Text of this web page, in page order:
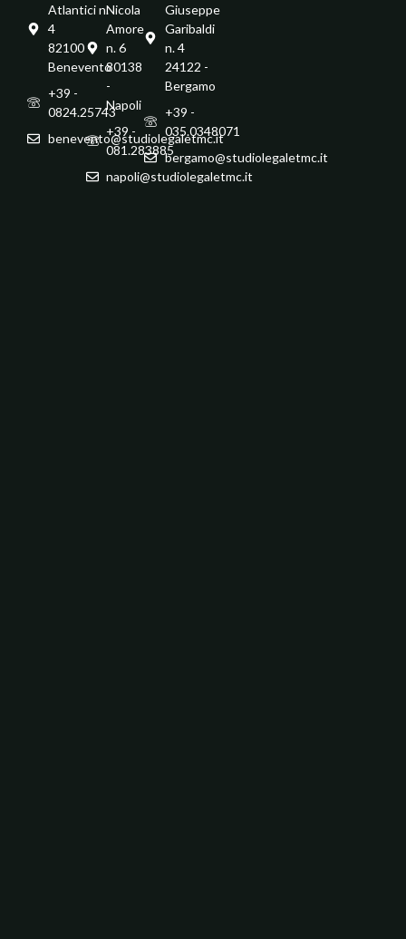
Atlantici n.
4
82100 -
Benevento
+39 -
0824.25743
benevento@studiolegaletmc.it
Nicola
Amore
n. 6
80138
-
Napoli
+39 -
081.283885
napoli@studiolegaletmc.it
Giuseppe
Garibaldi
n. 4
24122 -
Bergamo
+39 -
035.0348071
bergamo@studiolegaletmc.it